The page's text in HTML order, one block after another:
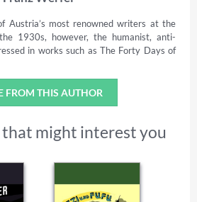
Austria’s most renowned writers at the
1930s, however, the humanist, anti-
in works such as The Forty Days of
FROM THIS AUTHOR
might interest you